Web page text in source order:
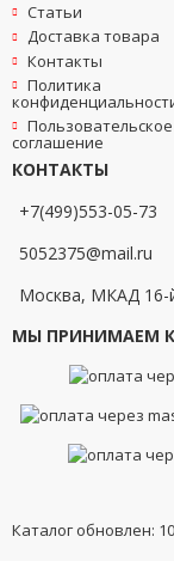
Статьи
Доставка товара
Контакты
Политика
Пользовательское
соглашение
КОНТАКТЫ
+7(499)553-05-73
5052375@mail.ru
Москва, МКАД 16-
МЫ ПРИНИМАЕМ
Каталог обновлен: